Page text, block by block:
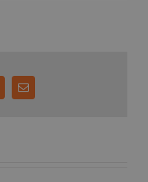
E-
mail: